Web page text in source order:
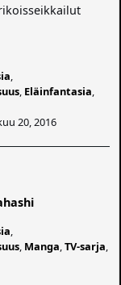
Eläinfantasia
20, 2016
Manga ,TV-sarja